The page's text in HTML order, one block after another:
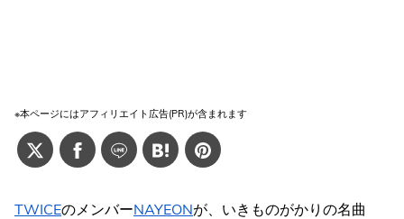
※本ページにはアフィリエイト広告(PR)が含まれます
TWICEのメンバーNAYEONが、いきものがかりの名曲